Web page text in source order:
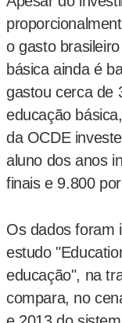
o gasto
básica ainda é
gastou cerca de
educação
da OCDE
aluno dos anos
finais e 9.800
Os dados foram
estudo
educação", na
compara, no